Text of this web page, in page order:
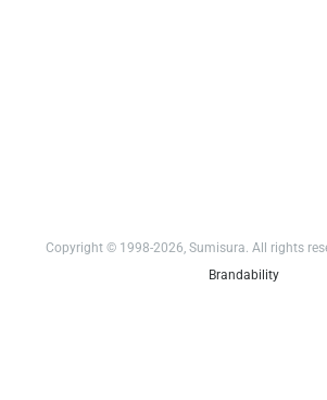
Copyright © 1998-2026, Sumisura. All rights
Brandability